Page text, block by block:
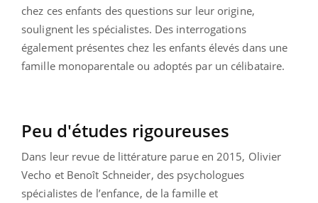
chez ces enfants des questions sur leur origine,
soulignent les spécialistes. Des interrogations
également présentes chez les enfants élevés dans une
famille monoparentale ou adoptés par un célibataire.
Peu d'études rigoureuses
Dans leur revue de littérature parue en 2015, Olivier
Vecho et Benoît Schneider, des psychologues
spécialistes de l’enfance, de la famille et